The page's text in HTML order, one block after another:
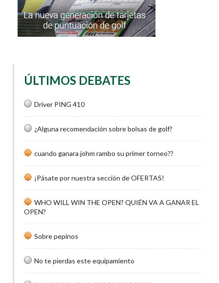
ÚLTIMOS DEBATES
Driver PING 410
¿Alguna recomendación sobre bolsas de golf?
cuando ganara johm rambo su primer torneo??
¡Pásate por nuestra sección de OFERTAS!
WHO WILL WIN THE OPEN? QUIÉN VA A GANAR EL
OPEN?
Sobre pepinos
No te pierdas este equipamiento